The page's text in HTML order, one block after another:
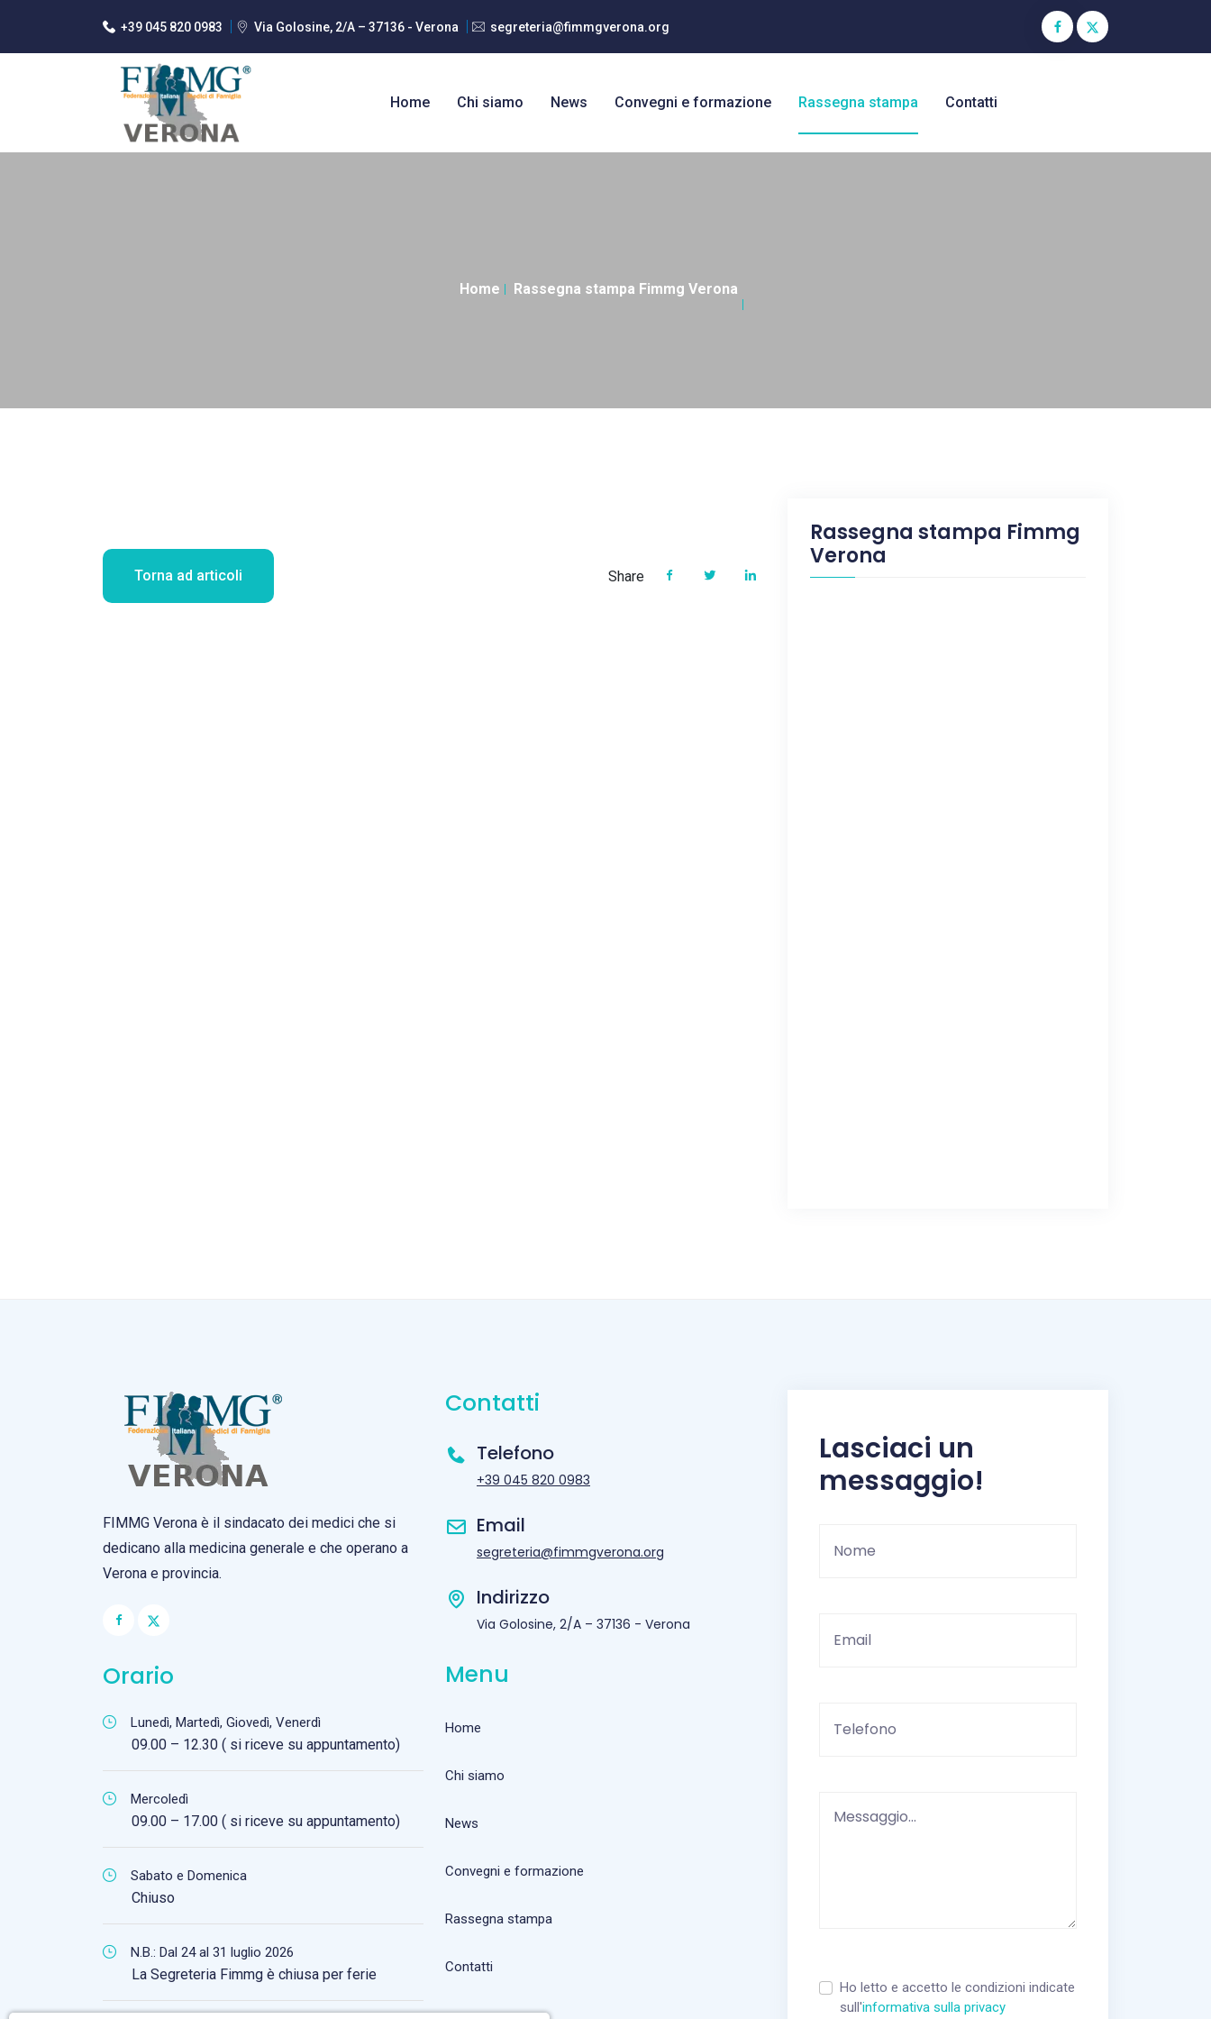
+39 045 820 0983 Via Golosine, 2/A – 37136 - Verona segreteria@fimmgverona.org
Home Chi siamo News Convegni e formazione Rassegna stampa Contatti
Home Rassegna stampa Fimmg Verona
Torna ad articoli Share
Rassegna stampa Fimmg
Verona
FIMMG Verona è il sindacato dei medici che si
dedicano alla medicina generale e che operano a
Verona e provincia.
Orario
Lunedì, Martedì, Giovedì, Venerdì
09.00 – 12.30 ( si riceve su appuntamento)
Mercoledì
09.00 – 17.00 ( si riceve su appuntamento)
Sabato e Domenica
Chiuso
N.B.: Dal 24 al 31 luglio 2026
La Segreteria Fimmg è chiusa per ferie
Contatti
Telefono
+39 045 820 0983
Email
segreteria@fimmgverona.org
Indirizzo
Via Golosine, 2/A – 37136 - Verona
Menu
Home
Chi siamo
News
Convegni e formazione
Rassegna stampa
Contatti
Lasciaci un
messaggio!
Ho letto e accetto le condizioni indicate
sull'informativa sulla privacy